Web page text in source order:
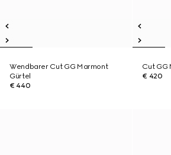
Wendbarer Cut GG Marmont
Gürtel
€ 440
Cut GG
€ 420